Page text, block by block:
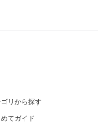
リから探す
てガイド